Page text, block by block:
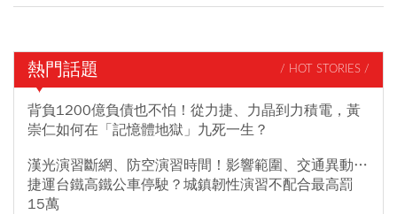
熱門話題 / HOT STORIES /
背負1200億負債也不怕！從力捷、力晶到力積電，黃
崇仁如何在「記憶體地獄」九死一生？
漢光演習斷網、防空演習時間！影響範圍、交通異動…
捷運台鐵高鐵公車停駛？城鎮韌性演習不配合最高罰
15萬